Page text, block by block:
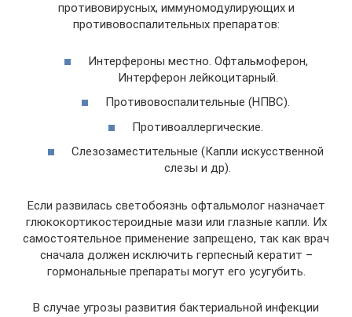
противовирусных, иммуномодулирующих и
противовоспалительных препаратов:
Интерфероны местно. Офтальмоферон,
Интерферон лейкоцитарный.
Противовоспалительные (НПВС).
Противоаллергические.
Слезозаместительные (Капли искусственной
слезы и др).
Если развилась светобоязнь офтальмолог назначает
глюкокортикостероидные мази или глазные капли. Их
самостоятельное применение запрещено, так как врач
сначала должен исключить герпесный кератит –
гормональные препараты могут его усугубить.
В случае угрозы развития бактериальной инфекции